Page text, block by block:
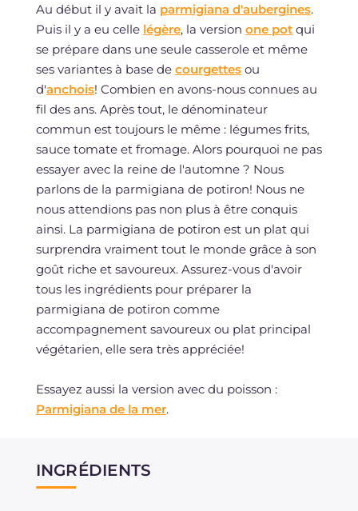
Au début il y avait la parmigiana d'aubergines.
Puis il y a eu celle légère, la version one potqui
se prépare dans une seule casserole et même
ses variantes à base de courgettesou
d'anchois! Combien en avons-nous connues au
fil des ans. Après tout, le dénominateur
commun est toujours le même : légumes frits,
sauce tomate et fromage. Alors pourquoi ne pas
essayer avec la reine de l'automne ? Nous
parlons de la parmigiana de potiron! Nous ne
nous attendions pas non plus à être conquis
ainsi. La parmigiana de potiron est un plat qui
surprendra vraiment tout le monde grâce à son
goût riche et savoureux. Assurez-vous d'avoir
tous les ingrédients pour préparer la
parmigiana de potiron comme
accompagnement savoureux ou plat principal
végétarien, elle sera très appréciée!
Essayez aussi la version avec du poisson :
Parmigiana de la mer.
INGRÉDIENTS